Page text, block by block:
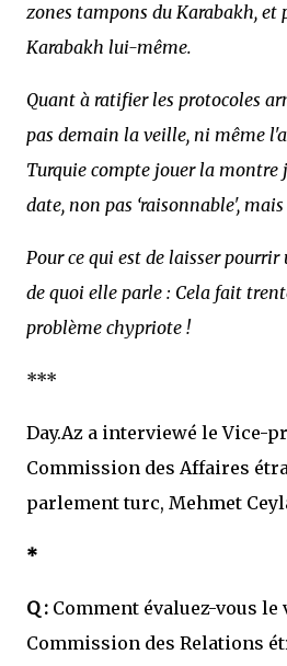
zones tampons du Karabakh, et
Karabakh lui-même.
Quant à ratifier les protocoles
pas demain la veille, ni même
Turquie compte jouer la montre
date, non pas ‘raisonnable',
Pour ce qui est de laisser
de quoi elle parle : Cela fait
problème chypriote !
***
Day.Az a interviewé le Vice-
Commission des Affaires
parlement turc, Mehmet
*
Q : Comment évaluez-vous le
Commission des Relations